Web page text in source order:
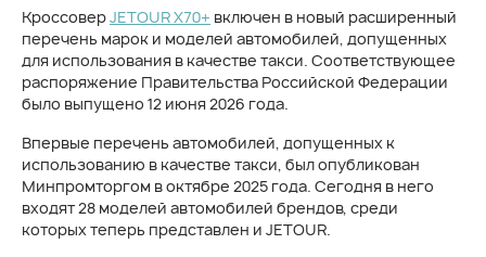
КроссоверJETOUR X70+ включен в новый расширенный
перечень марок и моделей автомобилей, допущенных
для использования в качестве такси. Соответствующее
распоряжение Правительства Российской Федерации
было выпущено 12 июня 2026 года.
Впервые перечень автомобилей, допущенных к
использованию в качестве такси, был опубликован
Минпромторгом в октябре 2025 года. Сегодня в него
входят 28 моделей автомобилей брендов, среди
которых теперь представлен и JETOUR.